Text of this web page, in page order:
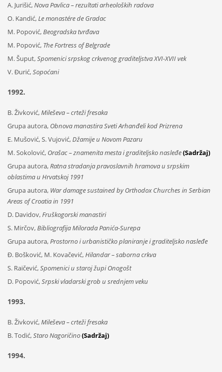
A. Jurišić,Nova Pavlica – rezultati arheoloških radova
O. Kandić,Le monastére de Gradac
M. Popović,Beogradska tvrđava
M. Popović, The Fortress of Belgrade
M. Šuput,Spomenici srpskog crkvenog graditeljstva XVI-XVII vek
V. Đurić,Sopoćani
1992.
B. Živković,Mileševa – crteži fresaka
Grupa autora, Obnova manastira Sveti Arhanđeli kod Prizrena
E. Mušović, S. Vujović,Džamije u Novom Pazaru
M. Sokolović, Orašac – znamenita mesta i graditeljsko nasleđe(Sadržaj)
Grupa autora,Ratna stradanja pravoslavnih hramova u srpskim
oblastima u Hrvatskoj 1991
Grupa autora, War damage sustained by Orthodox Churches in Serbian
Areas of Croatia in 1991
D. Davidov,Fruškogorski manastiri
S. Mirčov,Bibliografija Milorada Panića-Surepa
Grupa autora,Prostorno i urbanističko planiranje i graditeljsko nasleđe
Đ. Bošković, M. Kovačević,Hilandar – saborna crkva
S. Raičević,Spomenici u staroj župi Onogošt
D. Popović,Srpski vladarski grob u srednjem veku
1993.
B. Živković,Mileševa – crteži fresaka
B. Todić,Staro Nagoričino(Sadržaj)
1994.